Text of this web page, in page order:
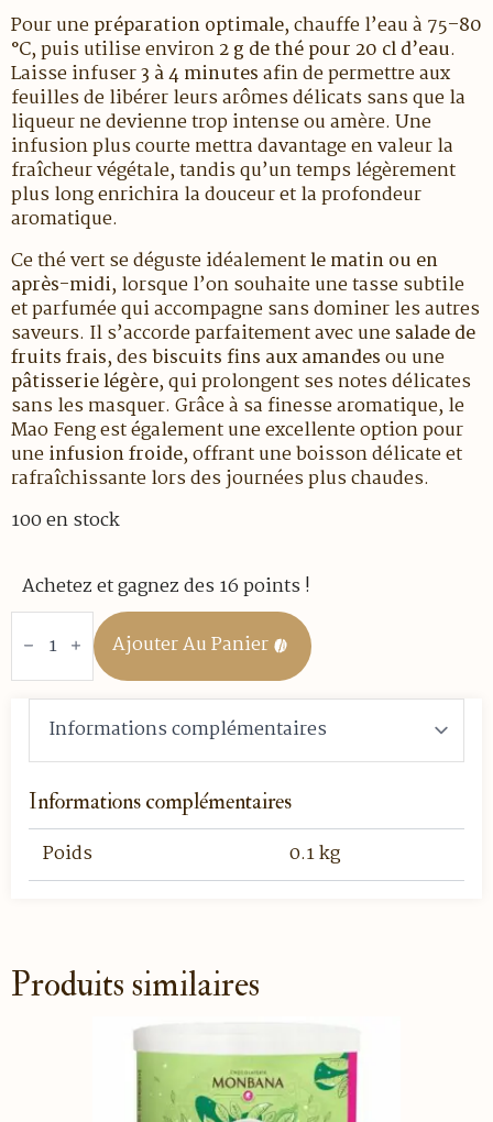
Pour unepréparation optimale, chauffe l’eau à 75–80
°C, puis utilise environ2 g de thé pour 20 cl d’eau.
Laisse infuser3 à 4 minutesafin de permettre aux
feuilles de libérer leurs arômes délicats sans que la
liqueur ne devienne trop intense ou amère. Une
infusion plus courte mettra davantage en valeur la
fraîcheur végétale, tandis qu’un temps légèrement
plus long enrichira la douceur et la profondeur
aromatique.
Ce thé vert se déguste idéalementle matin ou en
après-midi, lorsque l’on souhaite une tasse subtile
et parfumée qui accompagne sans dominer les autres
saveurs. Il s’accorde parfaitement avec unesalade de
fruits frais, desbiscuits fins aux amandesou une
pâtisserie légère, qui prolongent ses notes délicates
sans les masquer. Grâce à sa finesse aromatique, le
Mao Feng est également une excellente option pour
uneinfusion froide, offrant une boisson délicate et
rafraîchissante lors des journées plus chaudes.
100 en stock
Achetez et gagnez des 16 points !
quantité
Thé
-
Mao
Feng
100
vrac
Ajouter Au Panier
Informations complémentaires
Poids 0.1 kg
Produits similaires